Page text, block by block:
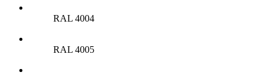
RAL 4004
RAL 4005